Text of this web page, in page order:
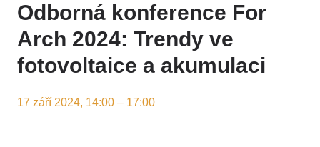
Odborná konference For
Arch 2024: Trendy ve
fotovoltaice a akumulaci
17 září 2024, 14:00 – 17:00